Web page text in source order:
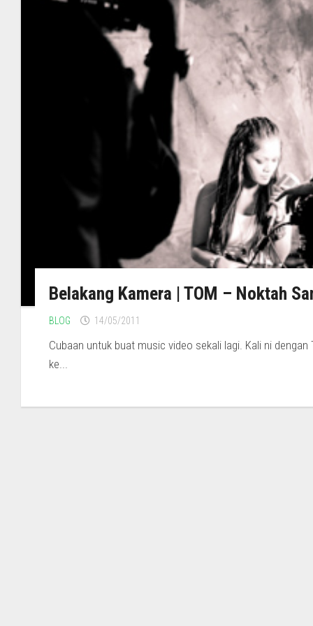
Belakang Kamera | TOM – Noktah
BLOG 14/05/2011
Cubaan untuk buat music video sekali lagi. Kali ni
ke...